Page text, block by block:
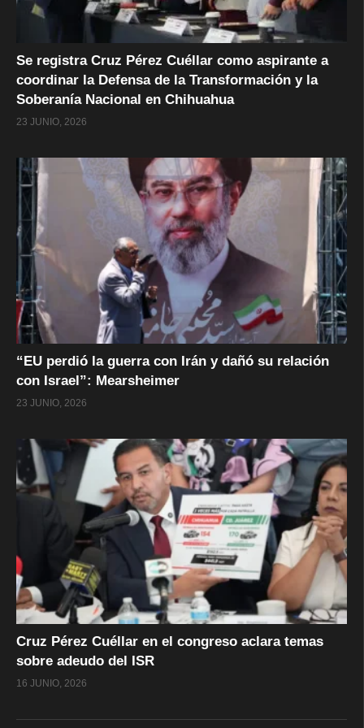
Se registra Cruz Pérez Cuéllar como aspirante a
coordinar la Defensa de la Transformación y la
Soberanía Nacional en Chihuahua
23 JUNIO, 2026
“EU perdió la guerra con Irán y dañó su relación
con Israel”: Mearsheimer
23 JUNIO, 2026
Cruz Pérez Cuéllar en el congreso aclara temas
sobre adeudo del ISR
16 JUNIO, 2026